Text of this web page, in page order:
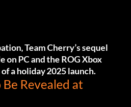
Team Cherry’s sequel
PC and the ROG Xbox
a holiday 2025 launch.
Revealed at